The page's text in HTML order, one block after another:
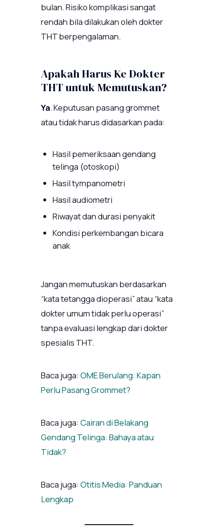
bulan. Risiko komplikasi sangat
rendah bila dilakukan oleh dokter
THT berpengalaman.
Apakah Harus Ke Dokter
THT untuk Memutuskan?
Ya. Keputusan pasang grommet
atau tidak harus didasarkan pada:
Hasil pemeriksaan gendang
telinga (otoskopi)
Hasil tympanometri
Hasil audiometri
Riwayat dan durasi penyakit
Kondisi perkembangan bicara
anak
Jangan memutuskan berdasarkan
“kata tetangga dioperasi” atau “kata
dokter umum tidak perlu operasi”
tanpa evaluasi lengkap dari dokter
spesialis THT.
Baca juga:OME Berulang: Kapan
Perlu Pasang Grommet?
Baca juga:Cairan di Belakang
Gendang Telinga: Bahaya atau
Tidak?
Baca juga:Otitis Media: Panduan
Lengkap